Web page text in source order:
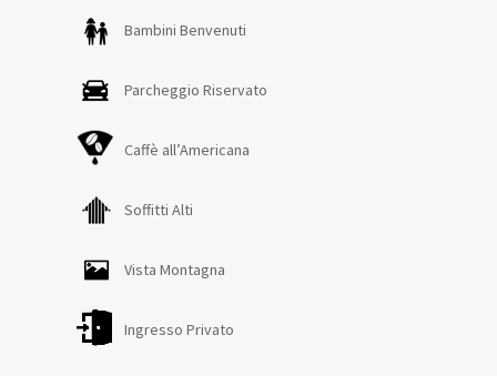
seminterrato, sempre raggiungibile tramite una scala a
chiocciola, è composto da una taverna con zona tv e
Qui si trovano anche una camera matrimoniale, con
possibilità di aggiungere una poltrona letto (singola) ed
un bagno con doccia e una zona lavanderia. L’aria
camere matrimoniali al piano terra. Le zanzariere sono
videosorvegliata. La proprietà può ospitare fino a 7 adulti
Bambini Benvenuti
Parcheggio Riservato
Caffè all’Americana
Soffitti Alti
Vista Montagna
Ingresso Privato